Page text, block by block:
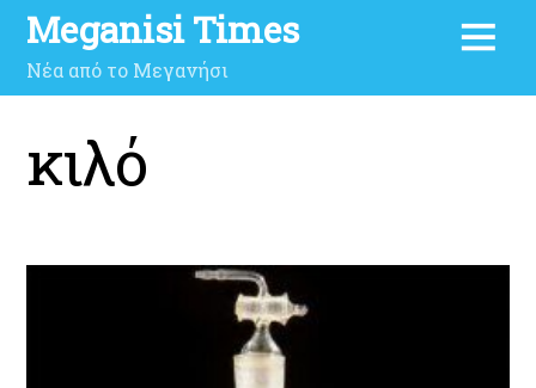
Meganisi Times
Νέα από το Μεγανήσι
κιλό